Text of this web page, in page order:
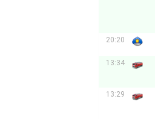
20:20
13:34
13:29